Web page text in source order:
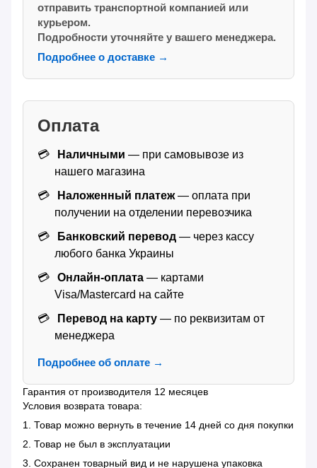
отправить транспортной компанией или
курьером.
Подробности уточняйте у вашего менеджера.
Подробнее о доставке →
Оплата
Наличными — при самовывозе из
нашего магазина
Наложенный платеж— оплата при
получении на отделении перевозчика
Банковский перевод — через кассу
любого банка Украины
Онлайн-оплата — картами
Visa/Mastercard на сайте
Перевод на карту — по реквизитам от
менеджера
Подробнее об оплате →
Гарантия от производителя 12 месяцев
Условия возврата товара:
1. Товар можно вернуть в течение 14 дней со дня покупки
2. Товар не был в эксплуатации
3. Сохранен товарный вид и не нарушена упаковка